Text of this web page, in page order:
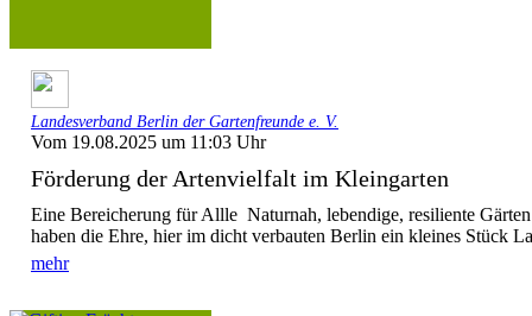
Landesverband Berlin der Gartenfreunde e. V.
Vom 19.08.2025 um 11:03 Uhr
Förderung der Artenvielfalt im Kleingarten
Eine Bereicherung für Allle Naturnah, lebendige, resiliente
haben die Ehre, hier im dicht verbauten Berlin ein kleines Stück
mehr